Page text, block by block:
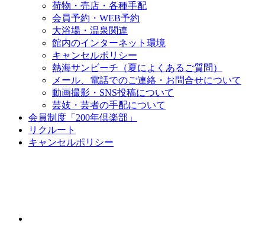
荷物・売店・各種手配
会員予約・WEB予約
大浴場・温泉関連
館内のインターネット環境
キャンセルポリシー
熱海サンビーチ（夏によくあるご質問）
メール、電話でのご連絡・お問合せについて
動画撮影・SNS投稿について
芸妓・芸者の手配について
会員制度「200年倶楽部」
リクルート
キャンセルポリシー